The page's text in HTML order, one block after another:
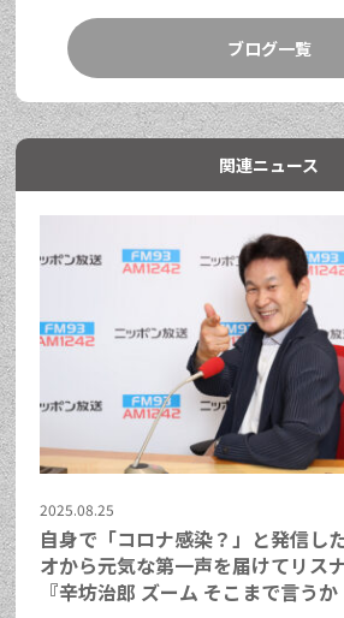
ブログ一覧
関連ニュース
2025.08.25
自身で「コロナ感染？」と発信し
オから元気な第一声を届けてリス
『辛坊治郎 ズーム そこまで言うか